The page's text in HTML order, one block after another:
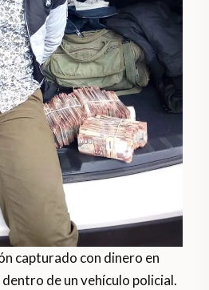
capturado con dinero en
de un vehículo policial.